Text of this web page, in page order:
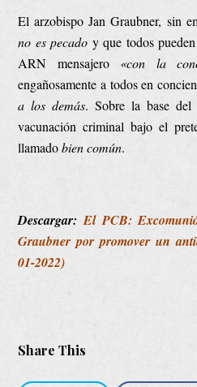
El arzobispo Jan Graubner, sin
no es pecado y que todos
ARN mensajero «con la
engañosamente a todos en
a los demás. Sobre la base
vacunación criminal bajo el
llamadobien común.
Descargar:El PCB:
Graubner por promover un
01-2022)
Share This